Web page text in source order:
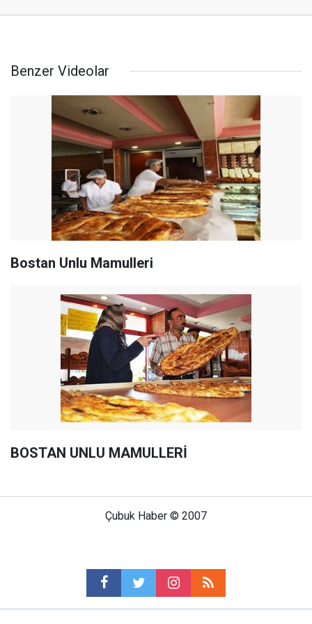
Benzer Videolar
Bostan Unlu Mamulleri
BOSTAN UNLU MAMULLERİ
Çubuk Haber © 2007